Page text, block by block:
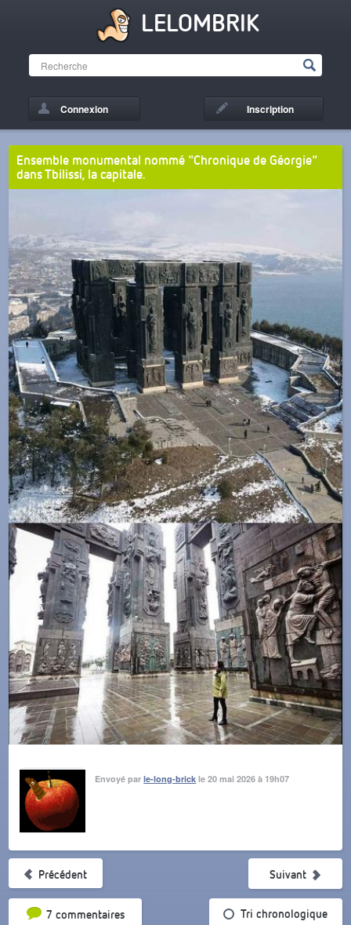
LELOMBRIK
Connexion Inscription
Ensemble monumental nommé "Chronique de Géorgie"
dans Tbilissi, la capitale.
Envoyé parle-long-brick le 20 mai 2026 à 19h07
Précédent
7 commentairesTri par popularité Tri chronologique
Suivant